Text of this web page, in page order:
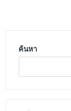
ค้นหา